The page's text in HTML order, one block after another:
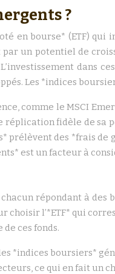
?
en bourse* (ETF)
un potentiel de
dans
Les *indices
comme le MSCI
fidèle de sa
prélèvent des *frais
est un facteur à
répondant à
l’*ETF* qui
ces fonds.
*indices boursiers*
ce qui en fait un